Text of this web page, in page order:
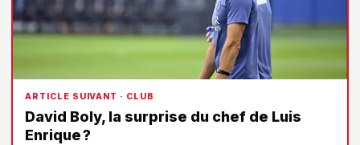
ARTICLE SUIVANT · CLUB
David Boly, la surprise du chef de Luis
Enrique ?